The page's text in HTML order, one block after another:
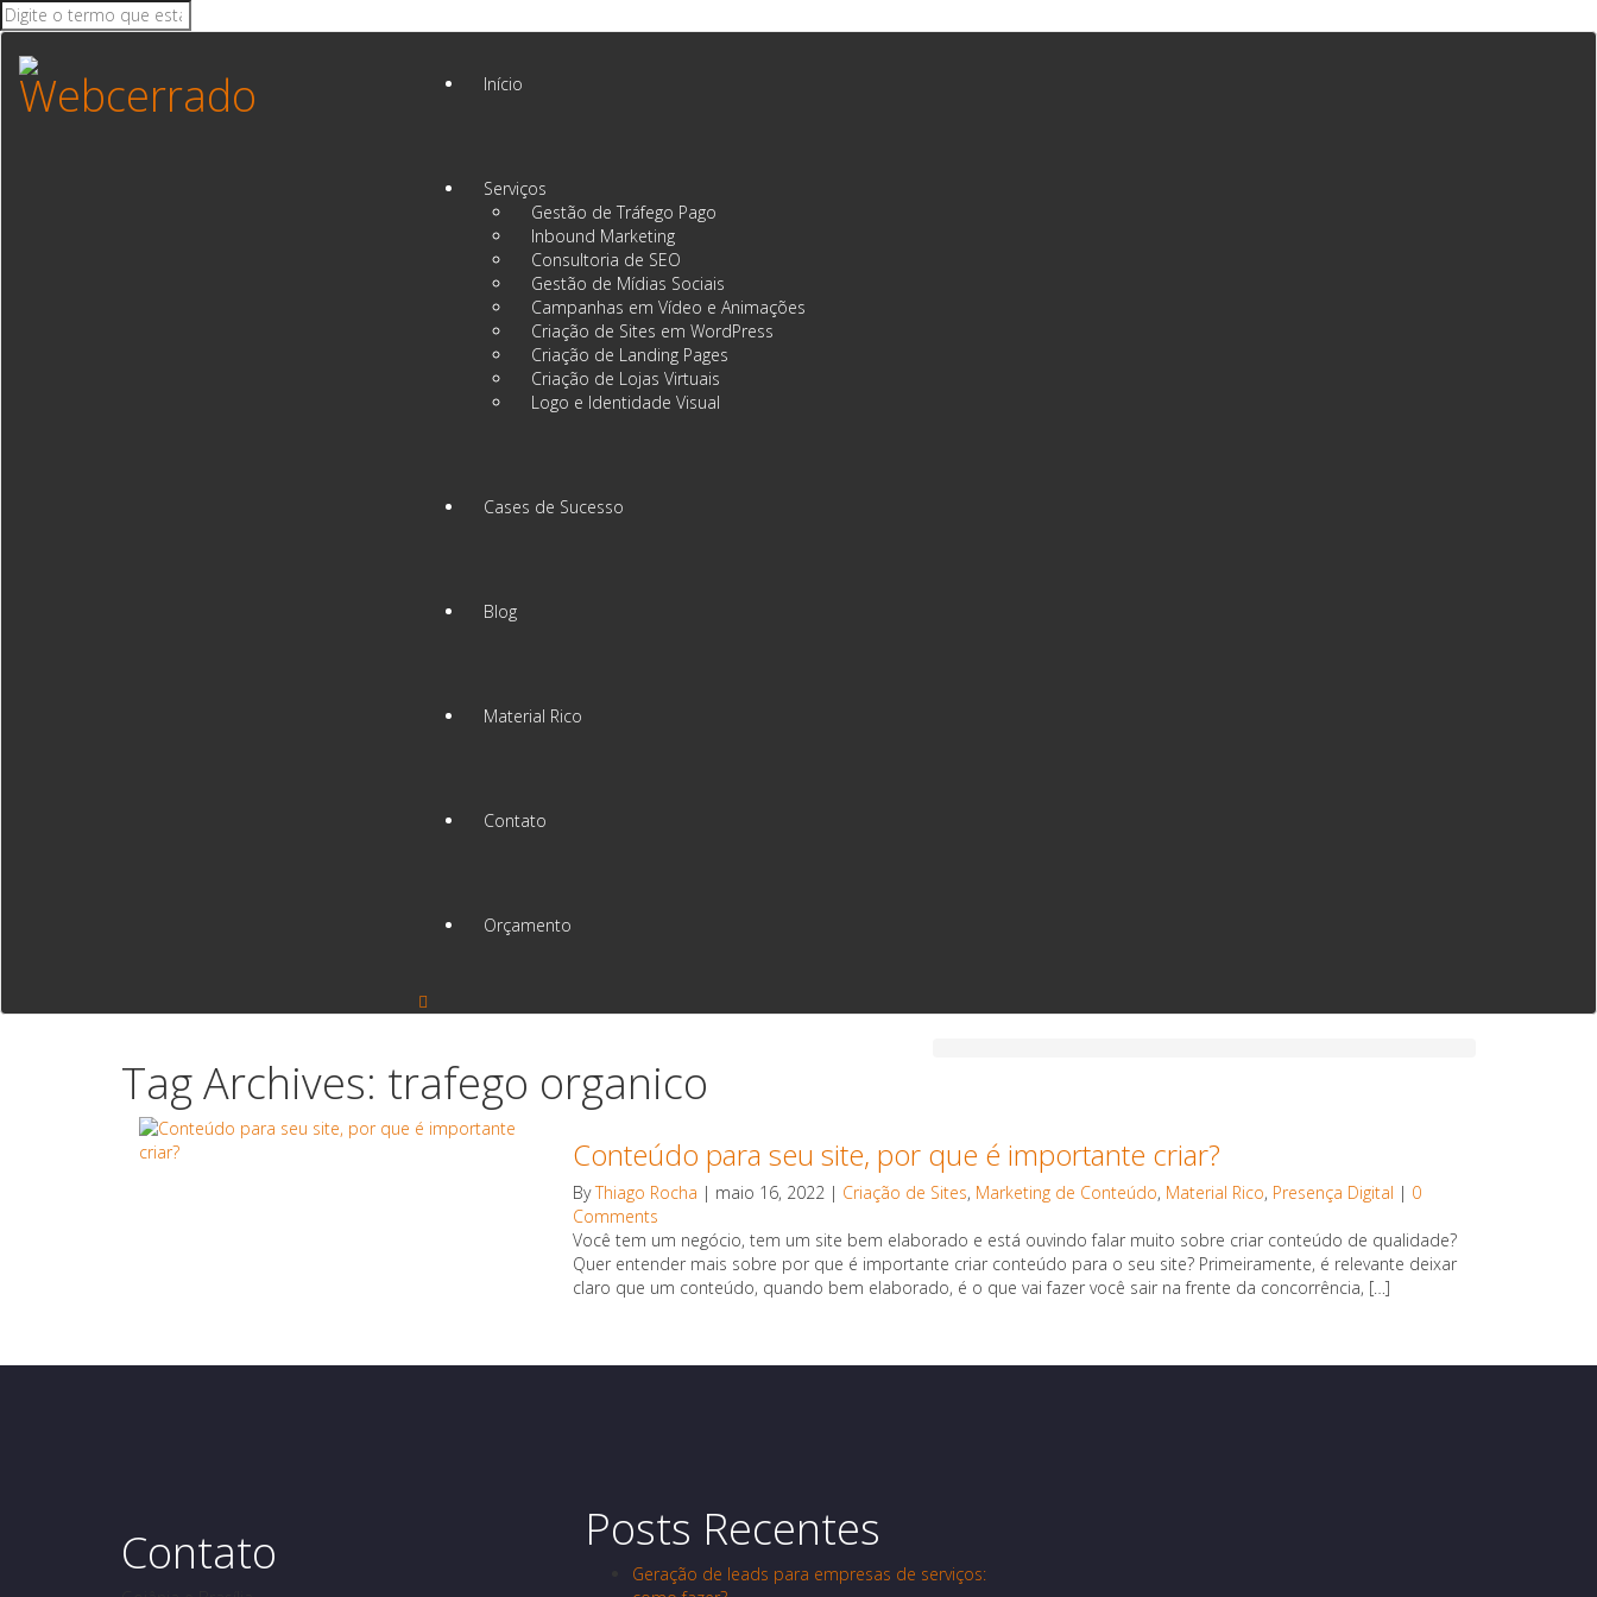
Início
Serviços
Gestão de Tráfego Pago
Inbound Marketing
Consultoria de SEO
Gestão de Mídias Sociais
Campanhas em Vídeo e Animações
Criação de Sites em WordPress
Criação de Landing Pages
Criação de Lojas Virtuais
Logo e Identidade Visual
Cases de Sucesso
Blog
Material Rico
Contato
Orçamento
Tag Archives: trafego organico
Conteúdo para seu site, por que é importante criar?
ByThiago Rocha | maio 16, 2022 | Criação de Sites, Marketing de Conteúdo, Material Rico, Presença Digital | 0
Comments
Você tem um negócio, tem um site bem elaborado e está ouvindo falar muito sobre criar conteúdo de qualidade?
Quer entender mais sobre por que é importante criar conteúdo para o seu site? Primeiramente, é relevante deixar
claro que um conteúdo, quando bem elaborado, é o que vai fazer você sair na frente da concorrência, […]
Contato Posts Recentes
Geração de leads para empresas de serviços: